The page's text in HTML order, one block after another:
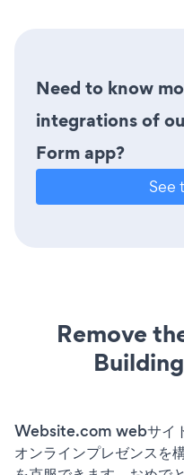
Need to know
integrations of
Form app?
See
Remove
Website.com webサイ
オンラインプレゼンスを